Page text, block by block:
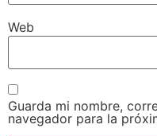
Web
Guarda mi nombre,
navegador para la